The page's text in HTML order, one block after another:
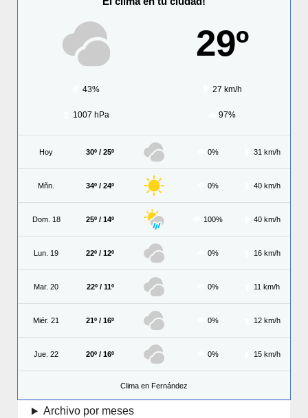
29º
43% 27 km/h
1007 hPa 97%
Hoy 30º / 25º 0% 31 km/h
Mñn. 34º / 24º 0% 40 km/h
Dom. 18 25º / 14º 100% 40 km/h
Lun. 19 22º / 12º 0% 16 km/h
Mar. 20 22º / 11º 0% 11 km/h
Miér. 21 21º / 16º 0% 12 km/h
Jue. 22 20º / 16º 0% 15 km/h
Clima en Fernández
Archivo por meses